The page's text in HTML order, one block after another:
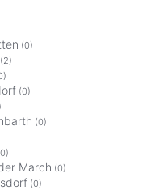
(0)
(2)
(0)
(0)
March (0)
(0)